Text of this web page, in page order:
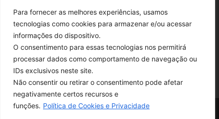
Para fornecer as melhores experiências, usamos
tecnologias como cookies para armazenar e/ou acessar
informações do dispositivo.
O consentimento para essas tecnologias nos permitirá
processar dados como comportamento de navegação ou
IDs exclusivos neste site.
Não consentir ou retirar o consentimento pode afetar
negativamente certos recursos e
funções. Política de Cookies e Privacidade
SIGA-NOS
© 1997-2022, GRUPO ROBERTO MONTORO É proibida a reprodução do